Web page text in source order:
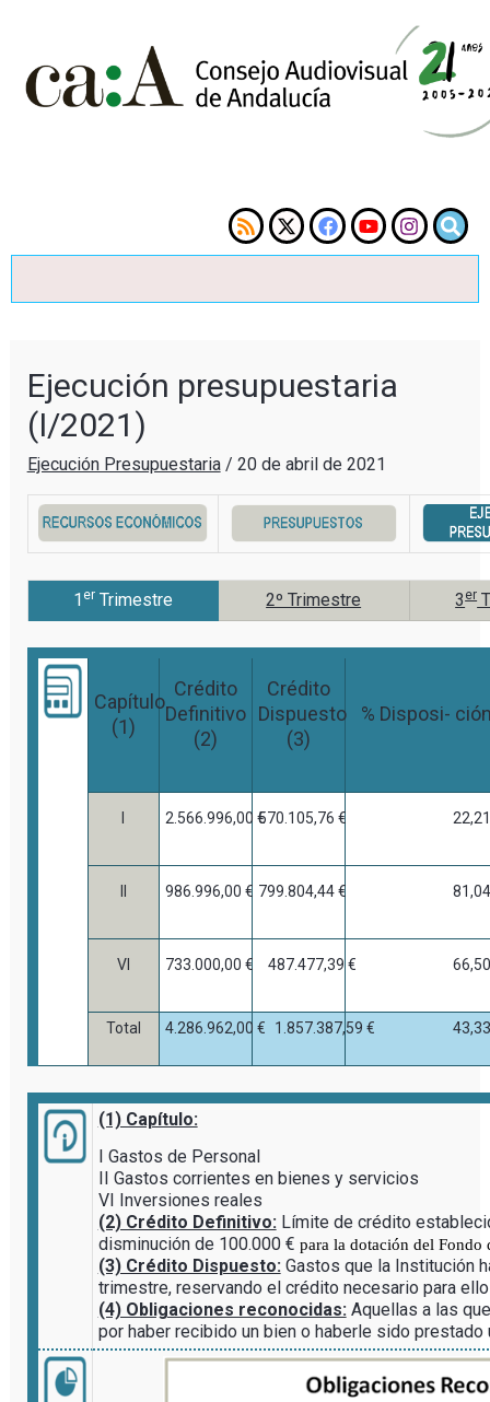
Ejecución presupuestaria
(I/2021)
Ejecución Presupuestaria/ 20 de abril de 2021
1 erTrimestre 2º Trimestre 3er
Capítulo
(1)
Crédito
Definitivo
(2)
Crédito
Dispuesto
(3)
% Disposi-
2.566.996,00 €570.105,76 €
986.996,00 € 799.804,44 €
VI 733.000,00 € 487.477,39 €
Total 4.286.962,00 €1.857.387,59 €
(1) Capítulo:
I Gastos de Personal
II Gastos corrientes en bienes y servicios
VI Inversiones reales
(2) Crédito Definitivo:Límite de crédito
disminución de 100.000 € para la dotación del Fondo
(3) Crédito Dispuesto:Gastos que la Institución
trimestre, reservando el crédito necesario para ello
(4) Obligaciones reconocidas:Aquellas a las
por haber recibido un bien o haberle sido prestado